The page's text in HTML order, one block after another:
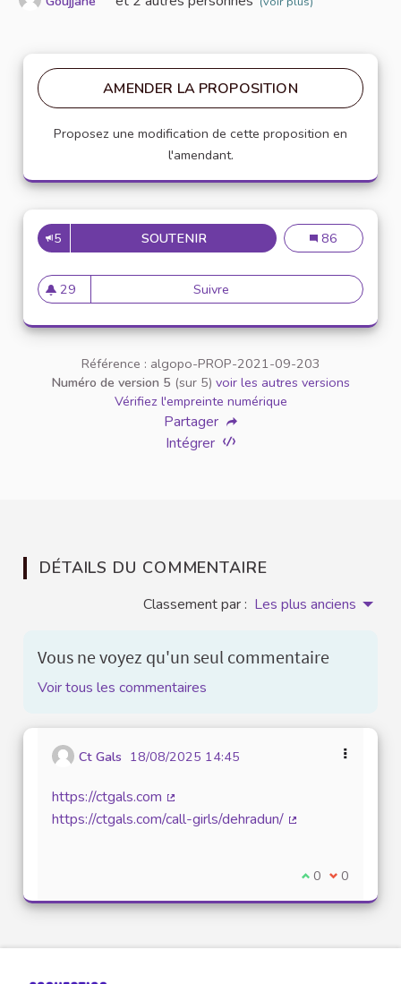
AMENDER LA PROPOSITION
Proposez une modification de cette proposition en
l'amendant.
5 SOUTENIRRÉDACTION D’UNE CHARTE
Rédaction
86
29
29 abonnés
Suivre Rédaction d’une charte
Référence : algopo-PROP-2021-09-203
Numéro de version 5 (sur 5) voir les autres versions
Vérifiez l'empreinte numérique
Partager
Intégrer
DÉTAILS DU COMMENTAIRE
Classement par : Les plus anciens
Vous ne voyez qu'un seul commentaire
Voir tous les commentaires
Ct Gals 18/08/2025 14:45
https://ctgals.com
(Lien externe)
https://ctgals.com/call-girls/dehradun/
Je suis d'accord
0 Je ne suis
0